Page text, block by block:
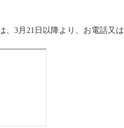
、3月21日以降より、お電話又は